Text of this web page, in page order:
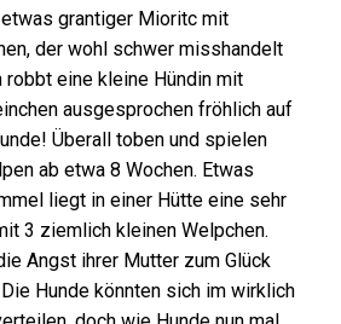
grantiger Mioritc mit
der wohl schwer misshandelt
robbt eine kleine Hündin mit
ausgesprochen fröhlich auf
Überall toben und spielen
ab etwa 8 Wochen. Etwas
liegt in einer Hütte eine sehr
3 ziemlich kleinen Welpchen.
Angst ihrer Mutter zum Glück
Hunde könnten sich im wirklich